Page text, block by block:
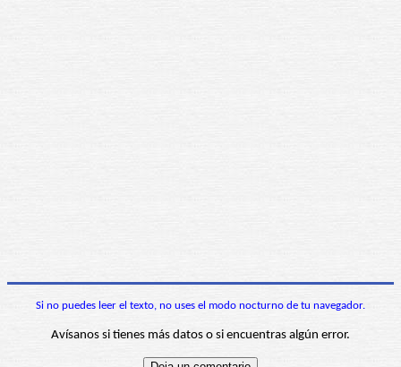
Si no puedes leer el texto, no uses el modo nocturno de tu navegador.
Avísanos si tienes más datos o si encuentras algún error.